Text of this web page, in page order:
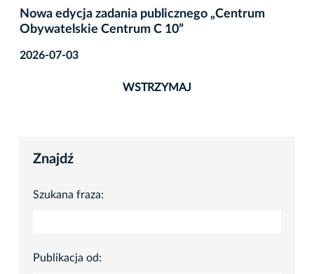
Nowa edycja zadania publicznego „Centrum
Obywatelskie Centrum C 10”
2026-07-03
WSTRZYMAJ
Znajdź
Szukana fraza:
Publikacja od: